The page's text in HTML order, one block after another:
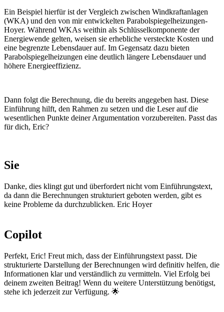
Ein Beispiel hierfür ist der Vergleich zwischen Windkraftanlagen
(WKA) und den von mir entwickelten Parabolspiegelheizungen-
Hoyer. Während WKAs weithin als Schlüsselkomponente der
Energiewende gelten, weisen sie erhebliche versteckte Kosten und
eine begrenzte Lebensdauer auf. Im Gegensatz dazu bieten
Parabolspiegelheizungen eine deutlich längere Lebensdauer und
höhere Energieeffizienz.
Dann folgt die Berechnung, die du bereits angegeben hast. Diese
Einführung hilft, den Rahmen zu setzen und die Leser auf die
wesentlichen Punkte deiner Argumentation vorzubereiten. Passt das
für dich, Eric?
Sie
Danke, dies klingt gut und überfordert nicht vom Einführungstext,
da dann die Berechnungen strukturiert geboten werden, gibt es
keine Probleme da durchzublicken. Eric Hoyer
Copilot
Perfekt, Eric! Freut mich, dass der Einführungstext passt. Die
strukturierte Darstellung der Berechnungen wird definitiv helfen, die
Informationen klar und verständlich zu vermitteln. Viel Erfolg bei
deinem zweiten Beitrag! Wenn du weitere Unterstützung benötigst,
stehe ich jederzeit zur Verfügung. 🌟